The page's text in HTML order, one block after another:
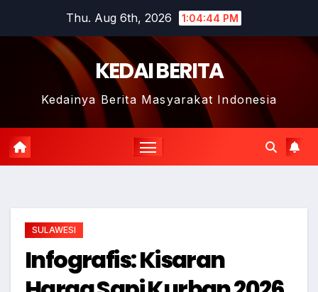
Thu. Aug 6th, 2026 1:04:45 PM
KEDAI BERITA
Kedainya Berita Masyarakat Indonesia
SULAWESI
Infografis: Kisaran